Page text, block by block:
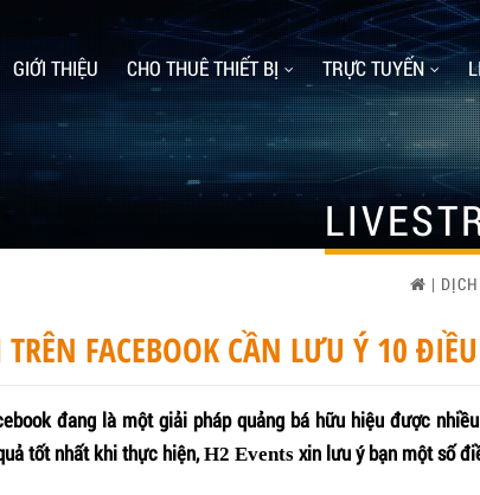
GIỚI THIỆU CHO THUÊ THIẾT BỊ TRỰC TUYẾN
|
TRÊN FACEBOOK CẦN LƯU Ý 10
đang là một giải pháp quảng bá hữu hiệu được
tốt nhất khi thực hiện,H2 Events xin lưu ý bạn một số